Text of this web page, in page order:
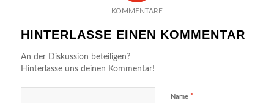
KOMMENTARE
HINTERLASSE EINEN KOMMENTAR
An der Diskussion beteiligen?
Hinterlasse uns deinen Kommentar!
Name *